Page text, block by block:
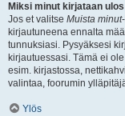
Miksi minut kirjataan
Jos et valitse Muista minut
kirjautuneena ennalta
tunnuksiasi. Pysyäksesi
kirjautuessasi. Tämä ei
esim. kirjastossa,
valintaa, foorumin
Ylös